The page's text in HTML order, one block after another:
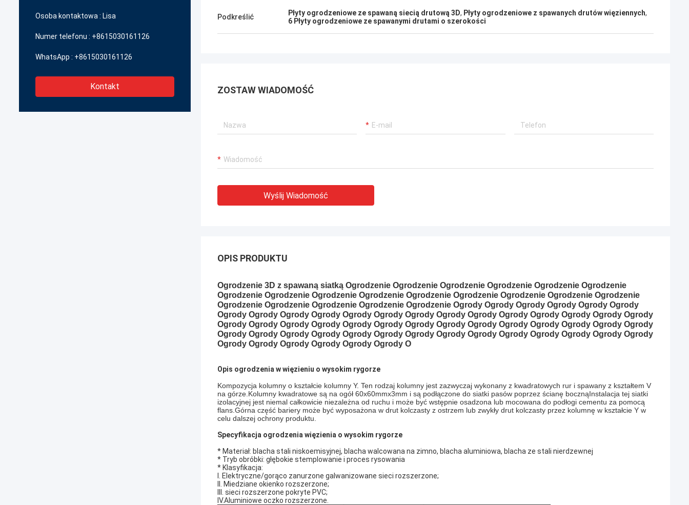
Osoba kontaktowa : Lisa
Numer telefonu : +8615030161126
WhatsApp : +8615030161126
Kontakt
Podkreślić Płyty ogrodzeniowe ze spawaną siecią drutową 3D, Płyty ogrodzeniowe z spawanych drutów więziennych,
6 Płyty ogrodzeniowe ze spawanymi drutami o szerokości
ZOSTAW WIADOMOŚĆ
Wyślij Wiadomość
OPIS PRODUKTU
Ogrodzenie 3D z spawaną siatką Ogrodzenie Ogrodzenie Ogrodzenie Ogrodzenie Ogrodzenie Ogrodzenie
Ogrodzenie Ogrodzenie Ogrodzenie Ogrodzenie Ogrodzenie Ogrodzenie Ogrodzenie Ogrodzenie Ogrodzenie
Ogrodzenie Ogrodzenie Ogrodzenie Ogrodzenie Ogrodzenie Ogrody Ogrody Ogrody Ogrody Ogrody Ogrody
Ogrody Ogrody Ogrody Ogrody Ogrody Ogrody Ogrody Ogrody Ogrody Ogrody Ogrody Ogrody Ogrody Ogrody
Ogrody Ogrody Ogrody Ogrody Ogrody Ogrody Ogrody Ogrody Ogrody Ogrody Ogrody Ogrody Ogrody Ogrody
Ogrody Ogrody Ogrody Ogrody Ogrody Ogrody Ogrody Ogrody Ogrody Ogrody Ogrody Ogrody Ogrody Ogrody
Ogrody Ogrody Ogrody Ogrody Ogrody Ogrody O
Opis ogrodzenia w więzieniu o wysokim rygorze
Kompozycja kolumny o kształcie kolumny Y. Ten rodzaj kolumny jest zazwyczaj wykonany z kwadratowych rur i spawany z kształtem V
na górze.Kolumny kwadratowe są na ogół 60x60mmx3mm i są podłączone do siatki pasów poprzez ścianę bocznąInstalacja tej siatki
izolacyjnej jest niemal całkowicie niezależna od ruchu i może być wstępnie osadzona lub mocowana do podłogi cementu za pomocą
flans.Górna część bariery może być wyposażona w drut kolczasty z ostrzem lub zwykły drut kolczasty przez kolumnę w kształcie Y w
celu dalszej ochrony produktu.
Specyfikacja ogrodzenia więzienia o wysokim rygorze
* Materiał: blacha stali niskoemisyjnej, blacha walcowana na zimno, blacha aluminiowa, blacha ze stali nierdzewnej
* Tryb obróbki: głębokie stemplowanie i proces rysowania
* Klasyfikacja:
I. Elektryczne/gorąco zanurzone galwanizowane sieci rozszerzone;
II. Miedziane okienko rozszerzone;
III. sieci rozszerzone pokryte PVC;
IV.Aluminiowe oczko rozszerzone.